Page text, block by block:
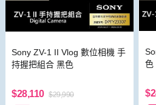
Sony ZV-1 II Vlog 數位相機 手
持握把組合 黑色
$28,110 $29,990
色